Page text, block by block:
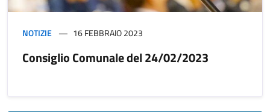
NOTIZIE 16 FEBBRAIO 2023
Consiglio Comunale del 24/02/2023